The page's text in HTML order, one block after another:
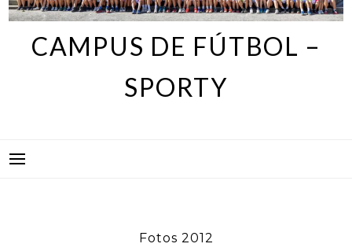
CAMPUS DE FÚTBOL –
SPORTY
Fotos 2012